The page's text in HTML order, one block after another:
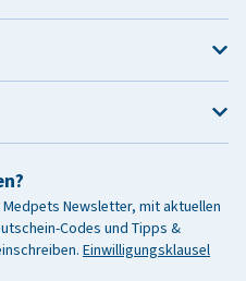
Newsletter, mit aktuellen
Codes und Tipps &
Einwilligungsklausel